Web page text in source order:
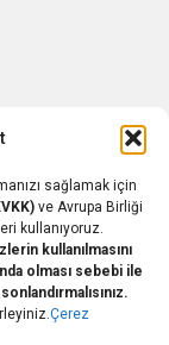
sağlamak için
ve Avrupa Birliği
kullanıyoruz.
kullanılmasını
olması sebebi ile
Çerez